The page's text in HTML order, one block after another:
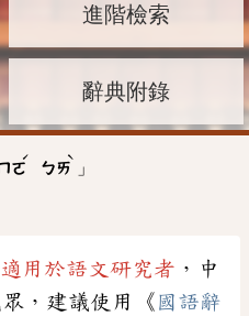
進階檢索
辭典附錄
ㄛ
ˊ
ㄅㄞ
ˋ
」
適用於語文研究者 ，中
，建議使用《 國語辭